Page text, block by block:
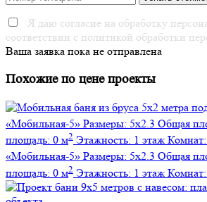
Я даю согласие на обработку
соответствии с политикой обработки
Ваша заявка пока не отправлена
Похожие по цене проекты
«Мобильная-5» Размеры: 5х2.3 Общая
площадь: 0 м2 Этажность: 1 этаж Комнат:
«Мобильная-5» Размеры: 5х2.3 Общая
площадь: 0 м2 Этажность: 1 этаж Комнат: